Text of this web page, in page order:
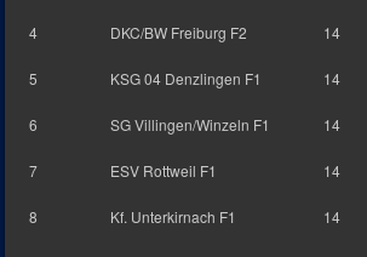
4 DKC/BW Freiburg F2 14
5 KSG 04 Denzlingen F1 14
6 SG Villingen/Winzeln F1 14
7 ESV Rottweil F1 14
8 Kf. Unterkirnach F1 14